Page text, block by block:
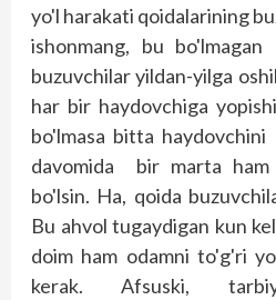
yo'l harakati qoidalarining
ishonmang, bu bo'lmagan
buzuvchilar yildan-yilga
har bir haydovchiga
bo'lmasa bitta
davomida bir marta ham
bo'lsin. Ha, qoida
Bu ahvol tugaydigan kun
doim ham odamni to'g'ri
kerak. Afsuski,